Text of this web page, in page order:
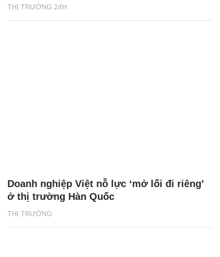
THỊ TRƯỜNG 24H
THỊ TRƯỜNG
Doanh nghiệp Việt nỗ lực ‘mở lối đi riêng’
ở thị trường Hàn Quốc